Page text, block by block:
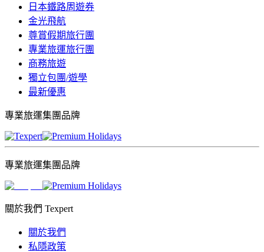
日本鐵路周遊券
金光飛航
尊賞假期旅行團
專業旅運旅行團
商務旅遊
獨立包團/遊學
最新優惠
專業旅運集團品牌
專業旅運集團品牌
關於我們 Texpert
關於我們
私隱政策